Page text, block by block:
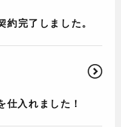
完了しました。
仕入れました！